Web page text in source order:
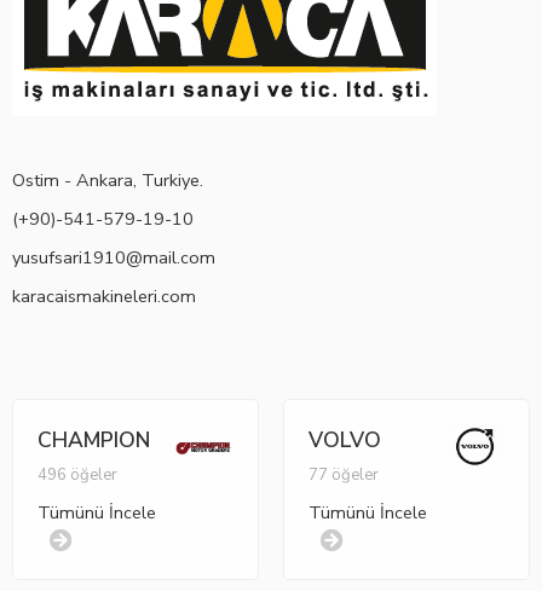
Ostim - Ankara, Turkiye.
(+90)-541-579-19-10
yusufsari1910@mail.com
karacaismakineleri.com
CHAMPION
496 öğeler
Tümünü İncele
VOLVO
77 öğeler
Tümünü İncele